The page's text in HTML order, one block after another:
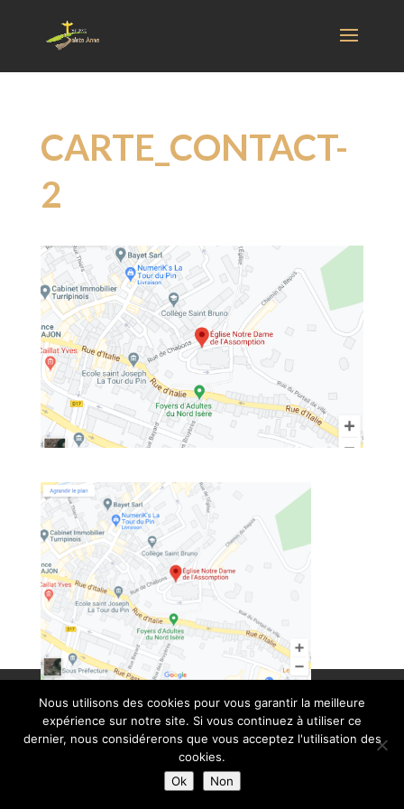
CARTE_CONTACT-
2
38110 La Tour du Pin - Tél: 04 74 97 10 33 | Développé par
HyppoWeb|Mentions Légales
Nous utilisons des cookies pour vous garantir la meilleure
expérience sur notre site. Si vous continuez à utiliser ce
dernier, nous considérerons que vous acceptez l'utilisation des
cookies.
Ok
Non